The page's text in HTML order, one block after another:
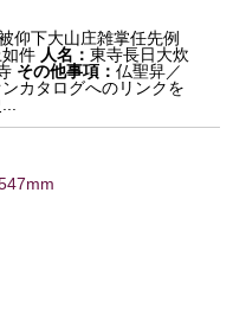
仰下大山庄雑掌任先例
件 人名：東寺長日大炊
その他事項：仏聖舁／
カタログへのリンクを